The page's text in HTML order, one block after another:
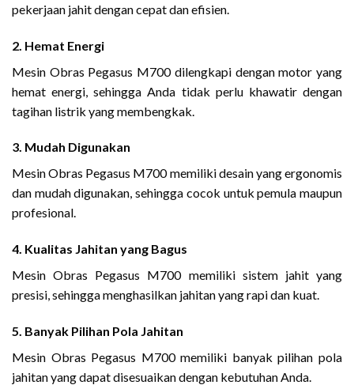
pekerjaan jahit dengan cepat dan efisien.
2. Hemat Energi
Mesin Obras Pegasus M700 dilengkapi dengan motor yang
hemat energi, sehingga Anda tidak perlu khawatir dengan
tagihan listrik yang membengkak.
3. Mudah Digunakan
Mesin Obras Pegasus M700 memiliki desain yang ergonomis
dan mudah digunakan, sehingga cocok untuk pemula maupun
profesional.
4. Kualitas Jahitan yang Bagus
Mesin Obras Pegasus M700 memiliki sistem jahit yang
presisi, sehingga menghasilkan jahitan yang rapi dan kuat.
5. Banyak Pilihan Pola Jahitan
Mesin Obras Pegasus M700 memiliki banyak pilihan pola
jahitan yang dapat disesuaikan dengan kebutuhan Anda.